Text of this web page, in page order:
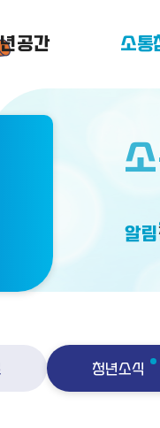
공간 소통
알림
청년소식